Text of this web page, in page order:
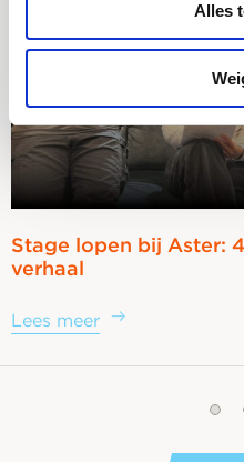
Alles
Stage lopen bij Aster:
verhaal
Lees meer